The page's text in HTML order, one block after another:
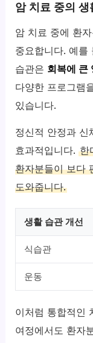
암 치료 중의 생
암 치료 중에 환
중요합니다. 예를
습관은 회복에 큰
다양한 프로그램
있습니다.
정신적 안정과 신
효과적입니다.한
환자분들이 보다
도와줍니다.
생활 습관 개선
식습관
운동
이처럼 통합적인
여정에서도 환자